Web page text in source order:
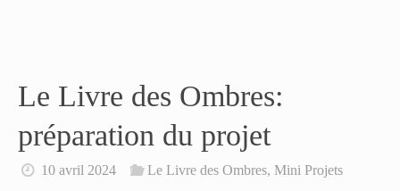
Le Livre des Ombres:
préparation du projet
10 avril 2024 Le Livre des Ombres, Mini Projets